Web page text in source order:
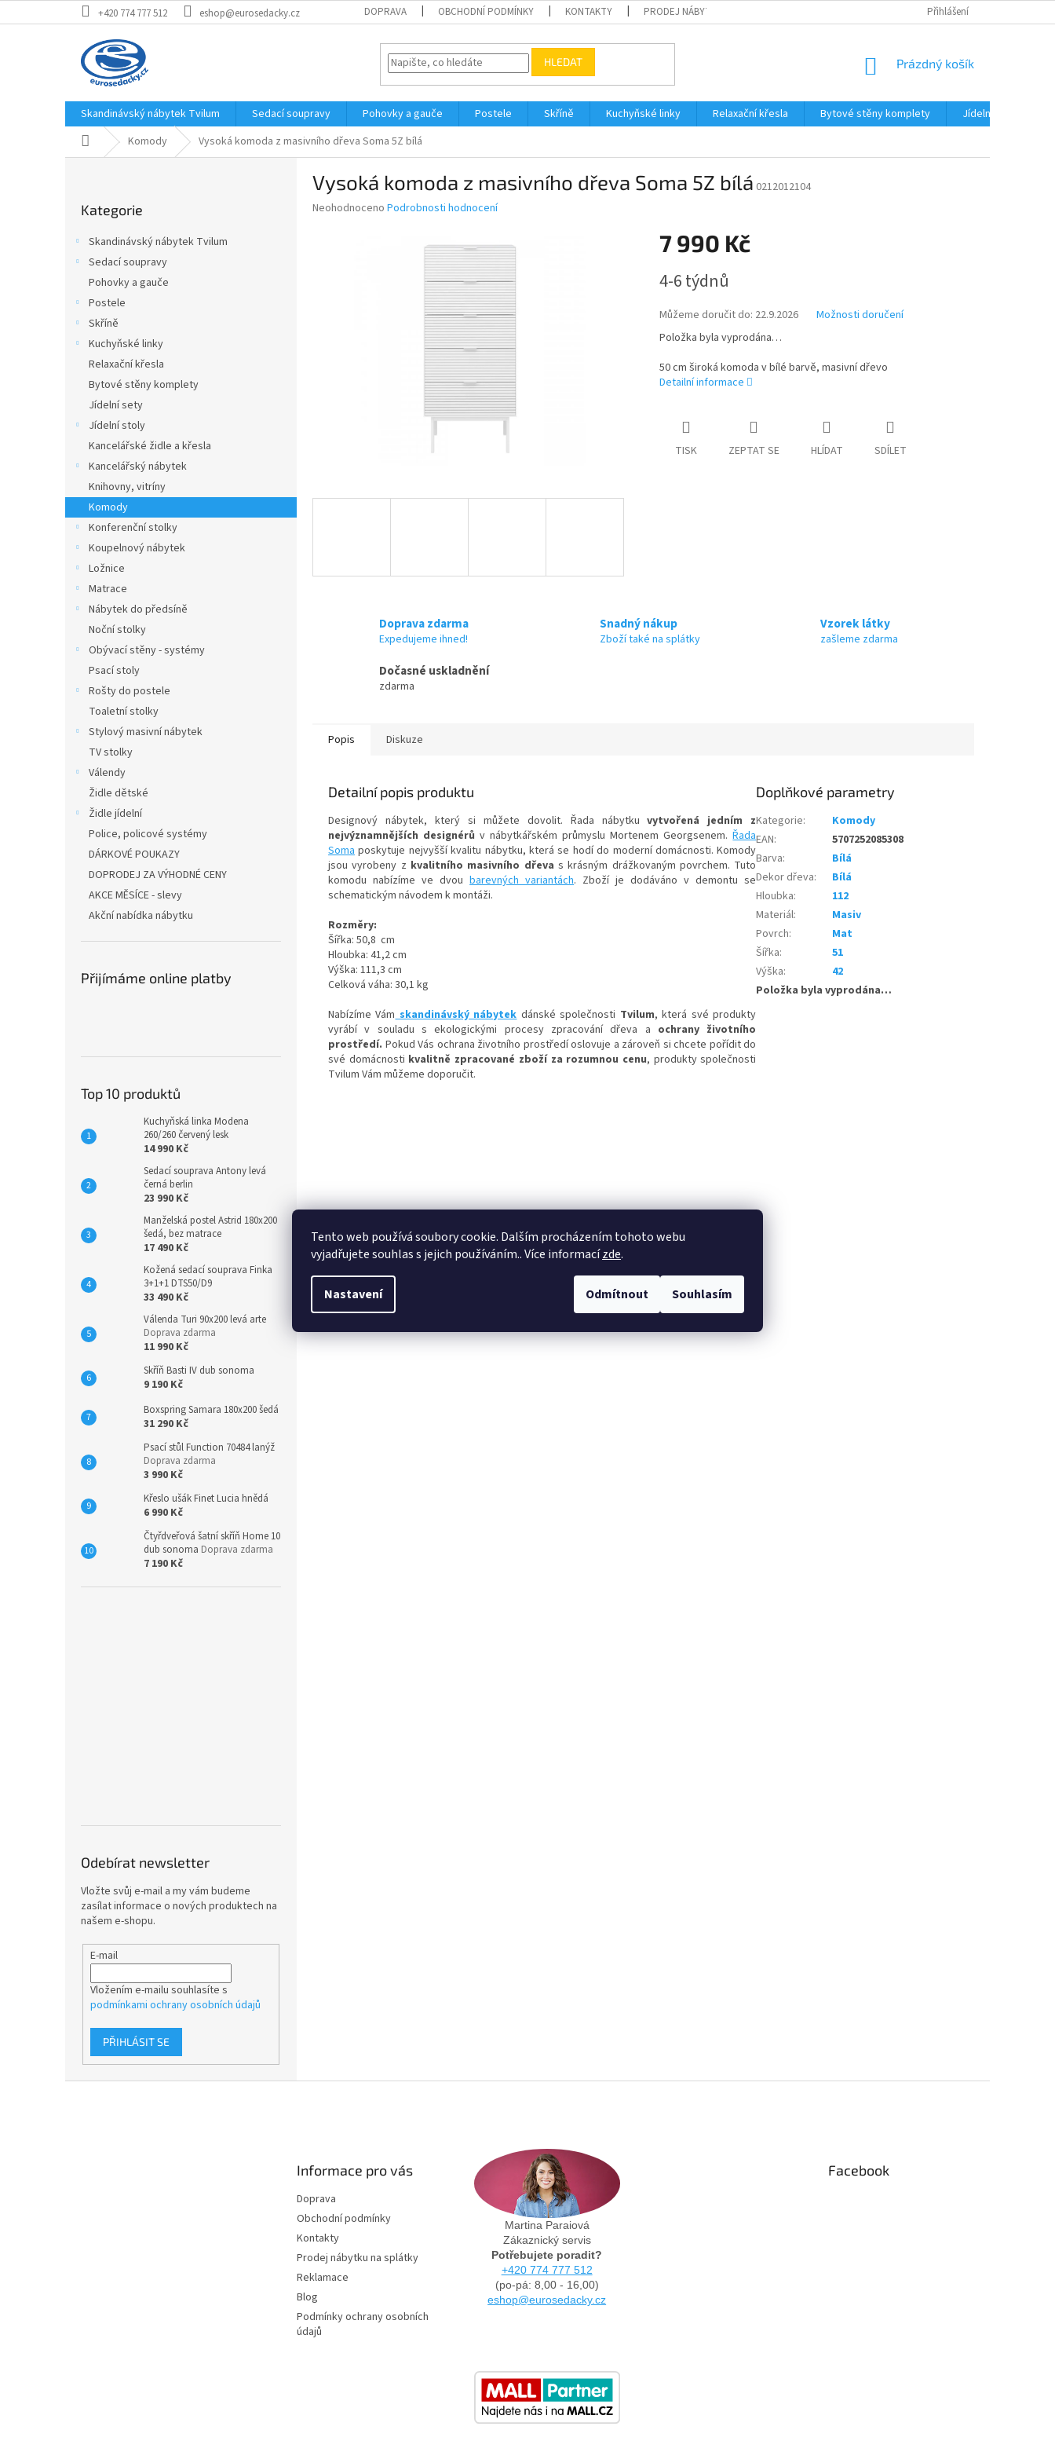
Tento web používá soubory cookie. Dalším procházením tohoto webu
vyjadřujete souhlas s jejich používáním.. Více informacízde.
Nastavení Odmítnout Souhlasím
na
+420 774 777 512 eshop@eurosedacky.cz DOPRAVA OBCHODNÍ PODMÍNKY KONTAKTY PRODEJ NÁBYTKU NA SPLÁTKY PODMÍNKY OCHRANY
Přihlášení
HLEDAT
NÁKUPNÍ
Prázdný košík
Skandinávský nábytek Tvilum Sedací soupravy Pohovky a gauče Postele Skříně Kuchyňské linky Relaxační křesla Bytové stěny komplety Jídelní sety
Domů Komody Vysoká komoda z masivního dřeva Soma 5Z bílá
kategorie
Kategorie
Skandinávský nábytek Tvilum
Sedací soupravy
Pohovky a gauče
Postele
Skříně
Kuchyňské linky
Relaxační křesla
Bytové stěny komplety
Jídelní sety
Jídelní stoly
Kancelářské židle a křesla
Kancelářský nábytek
Knihovny, vitríny
Komody
Konferenční stolky
Koupelnový nábytek
Ložnice
Matrace
Nábytek do předsíně
Noční stolky
Obývací stěny - systémy
Psací stoly
Rošty do postele
Toaletní stolky
Stylový masivní nábytek
TV stolky
Válendy
Židle dětské
Židle jídelní
Police, policové systémy
DÁRKOVÉ POUKAZY
DOPRODEJ ZA VÝHODNÉ CENY
AKCE MĚSÍCE - slevy
Akční nabídka nábytku
Přijímáme online platby
Top 10 produktů
Kuchyňská linka Modena
260/260 červený lesk
14 990 Kč
Sedací souprava Antony levá
černá berlin
23 990 Kč
Manželská postel Astrid 180x200
šedá, bez matrace
17 490 Kč
Kožená sedací souprava Finka
3+1+1 DTS50/D9
33 490 Kč
Válenda Turi 90x200 levá arte
Doprava zdarma
11 990 Kč
Skříň Basti IV dub sonoma
9 190 Kč
Boxspring Samara 180x200 šedá
31 290 Kč
Psací stůl Function 70484 lanýž
Doprava zdarma
3 990 Kč
Křeslo ušák Finet Lucia hnědá
6 990 Kč
Čtyřdveřová šatní skříň Home 10
dub sonoma Doprava zdarma
7 190 Kč
Odebírat newsletter
Vložte svůj e-mail a my vám budeme
zasílat informace o nových produktech na
našem e-shopu.
E-mail
Vložením e-mailu souhlasíte s
podmínkami ochrany osobních údajů
PŘIHLÁSIT SE
Vysoká komoda z masivního dřeva Soma 5Z bílá 0212012104
Průměrné
Neohodnoceno Podrobnosti hodnocení
7 990 Kč
cena:
4-6 týdnů
Můžeme doručit do: 22.9.2026
Možnosti doručení
Položka byla vyprodána…
50 cm široká komoda v bílé barvě, masivní dřevo
Detailní informace
TISK ZEPTAT SE HLÍDAT SDÍLET
Doprava zdarma
Expedujeme ihned!
Snadný nákup
Zboží také na splátky
Vzorek látky
zašleme zdarma
Dočasné uskladnění
zdarma
Popis Diskuze
Detailní popis produktu
Designový nábytek, který si můžete dovolit. Řada nábytkuvytvořená jedním z
nejvýznamnějších designérů v nábytkářském průmyslu Mortenem Georgsenem.Řada
Soma poskytuje nejvyšší kvalitu nábytku, která se hodí do moderní domácnosti. Komody
jsou vyrobeny z kvalitního masivního dřevas krásným drážkovaným povrchem. Tuto
komodu nabízíme ve dvoubarevných variantách. Zboží je dodáváno v demontu se
schematickým návodem k montáži.
Rozměry:
Šířka: 50,8 cm
Hloubka: 41,2 cm
Výška: 111,3 cm
Celková váha: 30,1 kg
Nabízíme Vámskandinávský nábytekdánské společnosti Tvilum, která své produkty
vyrábí v souladu s ekologickými procesy zpracování dřeva a ochrany životního
prostředí. Pokud Vás ochrana životního prostředí oslovuje a zároveň si chcete pořídit do
své domácnosti kvalitně zpracované zboží za rozumnou cenu, produkty společnosti
Tvilum Vám můžeme doporučit.
Doplňkové parametry
Kategorie:
Komody
EAN:
5707252085308
Barva:
Bílá
Dekor dřeva:
Bílá
Hloubka:
112
Materiál:
Masiv
Povrch:
Mat
Šířka:
51
Výška:
42
Položka byla vyprodána…
Informace pro vás
Doprava
Obchodní podmínky
Kontakty
Prodej nábytku na splátky
Reklamace
Blog
Podmínky ochrany osobních
údajů
Martina Paraiová
Zákaznický servis
Potřebujete poradit?
+420 774 777 512
(po-pá: 8,00 - 16,00)
eshop@eurosedacky.cz
Facebook